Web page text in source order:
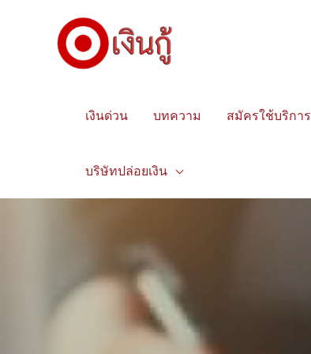
เงินด่วน บทความ สมัครใช้บริการ
บริษัทปล่อยเงิน